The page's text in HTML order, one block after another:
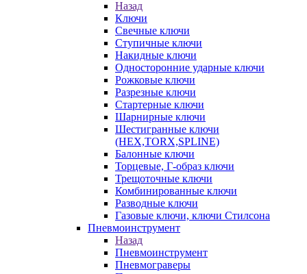
Назад
Ключи
Свечные ключи
Ступичные ключи
Накидные ключи
Односторонние ударные ключи
Рожковые ключи
Разрезные ключи
Стартерные ключи
Шарнирные ключи
Шестигранные ключи
(HEX,TORX,SPLINE)
Балонные ключи
Торцевые, Г-образ ключи
Трещоточные ключи
Комбинированные ключи
Разводные ключи
Газовые ключи, ключи Стилсона
Пневмоинструмент
Назад
Пневмоинструмент
Пневмограверы